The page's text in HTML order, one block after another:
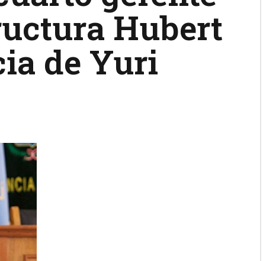
Hubert
de Yuri